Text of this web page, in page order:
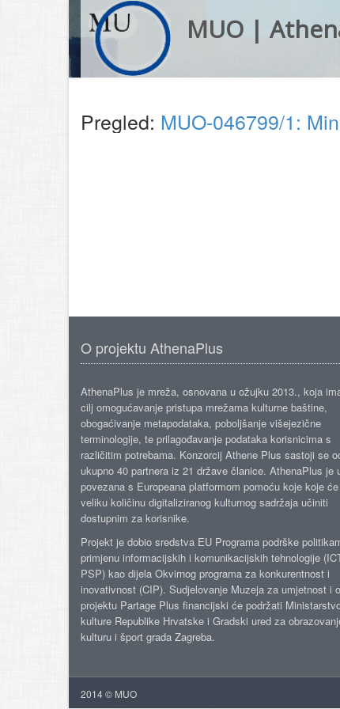
MUO |
Pregled: MUO-046799/1:
O projektu AthenaPlus
AthenaPlus je mreža, osnovana u ožujku 2013., koja
cilj omogućavanje pristupa mrežama kulturne baštine,
obogaćivanje metapodataka, poboljšanje višejezične
terminologije, te prilagođavanje podataka korisnicima s
različitim potrebama. Konzorcij Athene Plus sastoji se
ukupno 40 partnera iz 21 države članice. AthenaPlus je
povezana s Europeana platformom pomoću koje koje će
veliku količinu digitaliziranog kulturnog sadržaja učiniti
dostupnim za korisnike.
Projekt je dobio sredstva EU Programa podrške
primjenu informacijskih i komunikacijskih tehnologije
PSP) kao dijela Okvirnog programa za konkurentnost i
inovativnost (CIP). Sudjelovanje Muzeja za umjetnost i
projektu Partage Plus financijski će podržati
kulture Republike Hrvatske i Gradski ured za
kulturu i šport grada Zagreba.
2014 © MUO